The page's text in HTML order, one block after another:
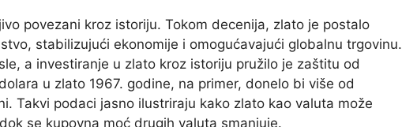
povezani kroz istoriju. Tokom decenija, zlato je postalo
stabilizujući ekonomije i omogućavajući globalnu trgovinu.
a investiranje u zlato kroz istoriju pružilo je zaštitu od
u zlato 1967. godine, na primer, donelo bi više od
Takvi podaci jasno ilustriraju kako zlato kao valuta može
se kupovna moć drugih valuta smanjuje.